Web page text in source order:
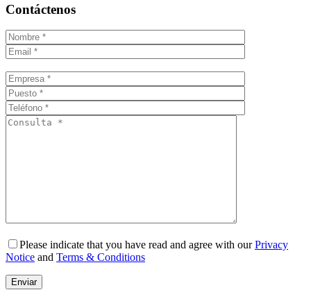
Contáctenos
Please indicate that you have read and agree with ourPrivacy
Notice and Terms & Conditions